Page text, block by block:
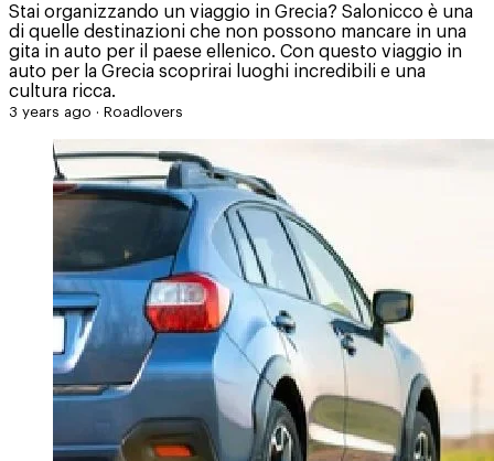
Stai organizzando un viaggio in Grecia? Salonicco è una
di quelle destinazioni che non possono mancare in una
gita in auto per il paese ellenico. Con questo viaggio in
auto per la Grecia scoprirai luoghi incredibili e una
cultura ricca.
3 years ago · Roadlovers